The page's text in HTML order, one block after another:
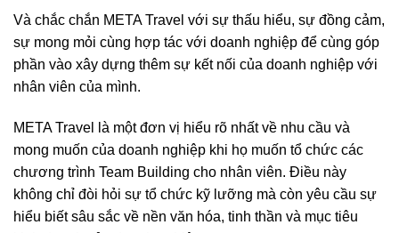
Và chắc chắn META Travel với sự thấu hiểu, sự đồng cảm,
sự mong mỏi cùng hợp tác với doanh nghiệp để cùng góp
phần vào xây dựng thêm sự kết nối của doanh nghiệp với
nhân viên của mình.
META Travel là một đơn vị hiểu rõ nhất về nhu cầu và
mong muốn của doanh nghiệp khi họ muốn tổ chức các
chương trình Team Building cho nhân viên. Điều này
không chỉ đòi hỏi sự tổ chức kỹ lưỡng mà còn yêu cầu sự
hiểu biết sâu sắc về nền văn hóa, tinh thần và mục tiêu